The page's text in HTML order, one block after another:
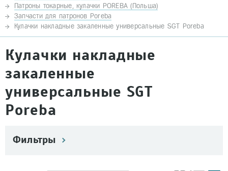
Патроны токарные, кулачки POREBA (Польша)
Запчасти для патронов Poreba
Кулачки накладные закаленные универсальные SGT Poreba
Кулачки накладные
закаленные
универсальные SGT
Poreba
Фильтры